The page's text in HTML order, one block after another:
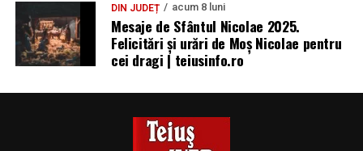
DIN JUDEȚ acum 8 luni
Mesaje de Sfântul Nicolae 2025.
Felicitări și urări de Moș Nicolae pentru
cei dragi | teiusinfo.ro